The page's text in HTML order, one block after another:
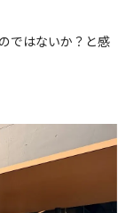
ではないか？と感